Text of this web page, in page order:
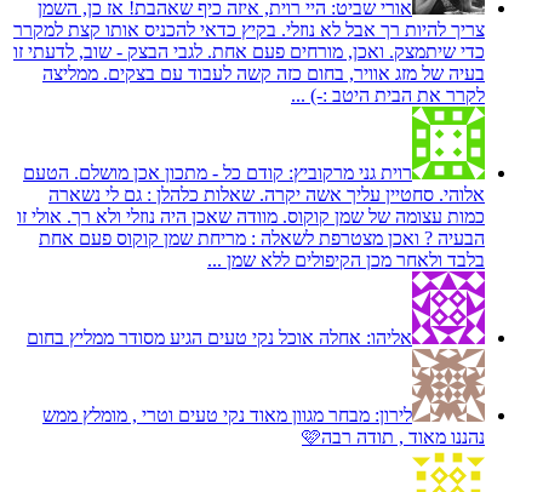
אורי שביט: היי רוית, איזה כיף שאהבת! אז כן, השמן
צריך להיות רך אבל לא נוזלי. בקיץ כדאי להכניס אותו קצת למקרר
כדי שיתמצק. ואכן, מורחים פעם אחת. לגבי הבצק - שוב, לדעתי זו
בעיה של מזג אוויר, בחום כזה קשה לעבוד עם בצקים. ממליצה
לקרר את הבית היטב :-) ...
רוית גני מרקוביץ: קודם כל - מתכון אכן מושלם. הטעם
אלוהי. סחטיין עליך אשה יקרה. שאלות כלהלן : גם לי נשארה
כמות עצומה של שמן קוקוס. מוודה שאכן היה נוזלי ולא רך. אולי זו
הבעיה ? ואכן מצטרפת לשאלה : מריחת שמן קוקוס פעם אחת
בלבד ולאחר מכן הקיפולים ללא שמן ...
אליהו: אחלה אוכל נקי טעים הגיע מסודר ממליץ בחום
לירון: מבחר מגוון מאוד נקי טעים וטרי , מומלץ ממש
נהננו מאוד , תודה רבה🩷